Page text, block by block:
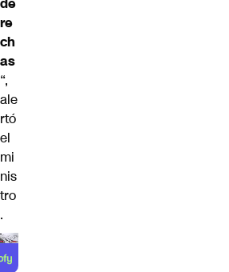
re
ch
as
“,
ale
rtó
el
mi
nis
tro
.